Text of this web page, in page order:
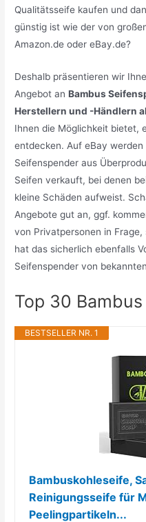
Qualitätsseife kaufen und
günstig ist wie der von
Amazon.de oder eBay.de?
Deshalb präsentieren wir
Angebot anBambus
Herstellern und -Händlern
Ihnen die Möglichkeit bietet,
entdecken. Auf eBay werden
Seifenspender aus
Seifen verkauft, bei denen
kleine Schäden aufweist.
Angebote gut an, ggf.
von Privatpersonen in
hat das sicherlich ebenfalls
Seifenspender von
Top 30
BESTSELLER NR. 1
Bambuskohleseife,
Reinigungsseife für
Peelingpartikeln...